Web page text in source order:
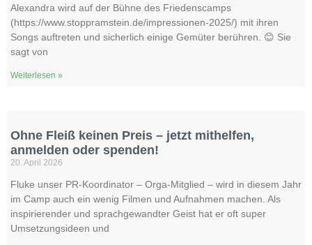
Alexandra wird auf der Bühne des Friedenscamps
(https://www.stoppramstein.de/impressionen-2025/) mit ihren
Songs auftreten und sicherlich einige Gemüter berühren. 😊 Sie
sagt von
Weiterlesen »
Ohne Fleiß keinen Preis – jetzt mithelfen,
anmelden oder spenden!
20. April 2026
Fluke unser PR-Koordinator – Orga-Mitglied – wird in diesem Jahr
im Camp auch ein wenig Filmen und Aufnahmen machen. Als
inspirierender und sprachgewandter Geist hat er oft super
Umsetzungsideen und